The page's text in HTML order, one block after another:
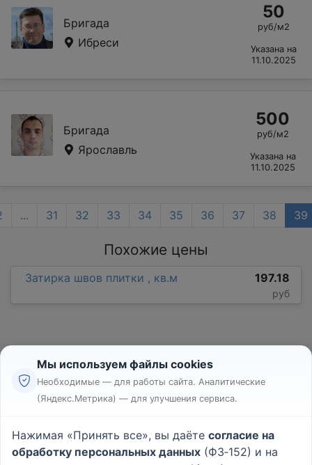
Бригада
Ибреси
50
руб/м2
Указана на
11.10.2025
Бригада
Ярославль
500
руб/м2
Указана на
11.10.2025
... 31 32 33 34 35 36 37 38 39
Похожие цены
Затирка швов плитки , кв.м 197.18
руб
Реклама
Пользовательское соглашение
Политика конфиденциальности
Мы используем файлы cookies
Необходимые — для работы сайта. Аналитические
(Яндекс.Метрика) — для улучшения сервиса.
Нажимая «Принять все», вы даёте согласие на
обработку персональных данных (ФЗ‑152) и на